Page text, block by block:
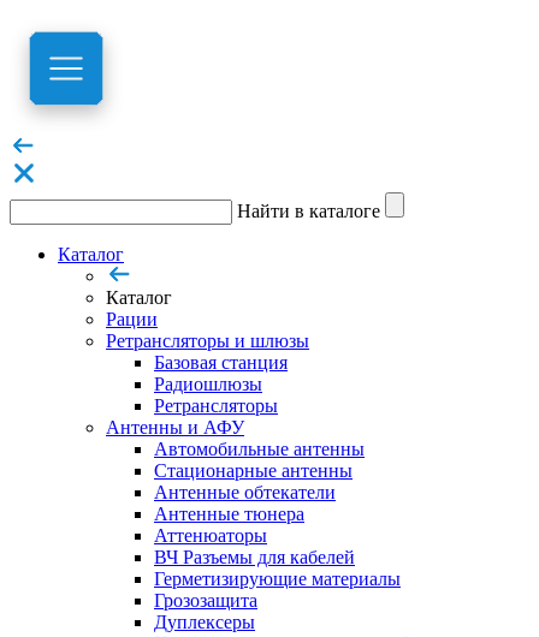
Найти в каталоге
Каталог
Каталог
Рации
Ретрансляторы и шлюзы
Базовая станция
Радиошлюзы
Ретрансляторы
Антенны и АФУ
Автомобильные антенны
Стационарные антенны
Антенные обтекатели
Антенные тюнера
Аттенюаторы
ВЧ Разъемы для кабелей
Герметизирующие материалы
Грозозащита
Дуплексеры